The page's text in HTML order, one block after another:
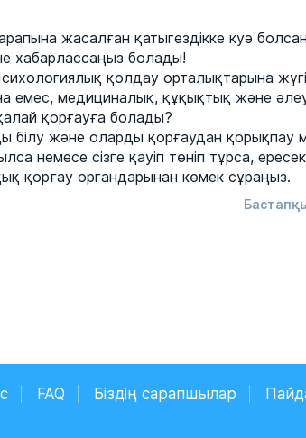
жасалған қатыгездікке куә
хабарлассаңыз болады!
қолдау орталықтарына
емес, медициналық, құқықтық және
қорғауға болады?
білу және оларды қорғаудан қорықпау
немесе сізге қауіп төніп тұрса,
қорғау органдарынан көмек сұраңыз.
FAQ Біздің сарапшылар